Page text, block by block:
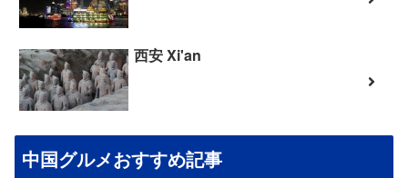
西安 Xi'an
中国グルメおすすめ記事